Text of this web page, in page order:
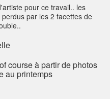
pour ce travail.. les
par les 2 facettes de
course à partir de photos
au printemps